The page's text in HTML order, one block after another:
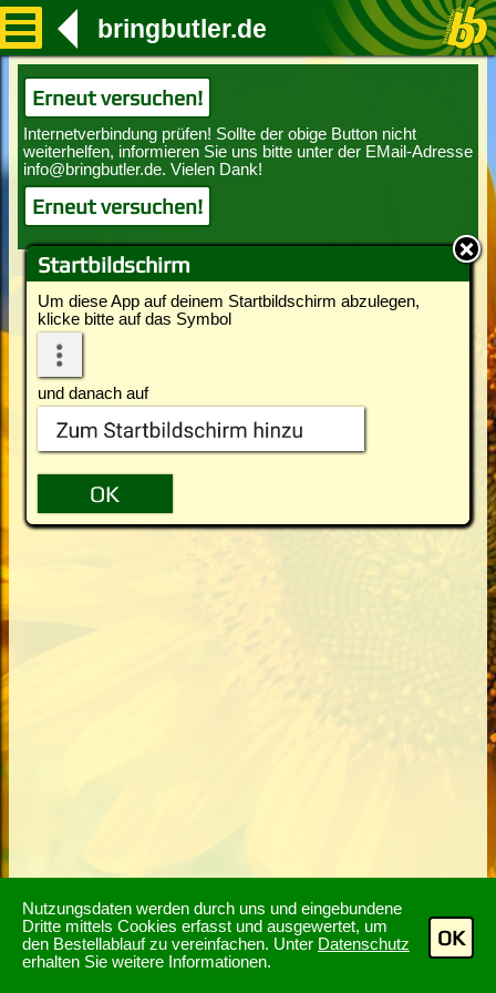
Nutzungsdaten werden durch uns und eingebundene
Dritte mittels Cookies erfasst und ausgewertet, um
den Bestellablauf zu vereinfachen. Unter Datenschutz
erhalten Sie weitere Informationen.
OK
Startbildschirm
Um diese App auf deinem Startbildschirm abzulegen,
klicke bitte auf das Symbol
und danach auf
bringbutler.de
Erneut versuchen!
Erneut versuchen!